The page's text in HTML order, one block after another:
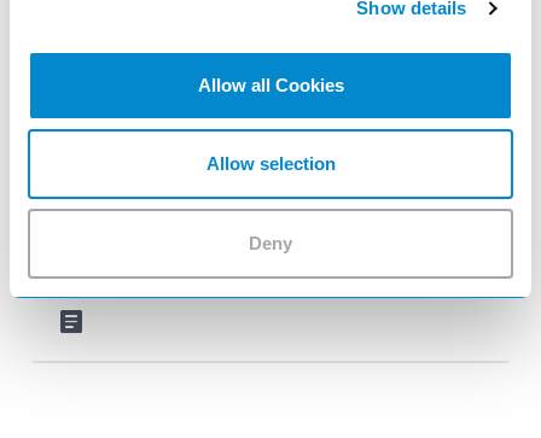
Show details
Allow all Cookies
Allow selection
Deny
LISTA E-Control
article